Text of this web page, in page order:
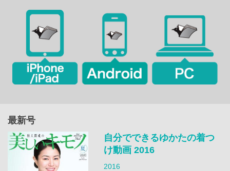
最新号
自分でできるゆかたの着つ
け動画 2016
2016